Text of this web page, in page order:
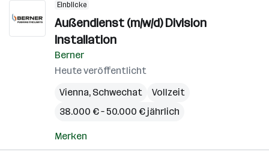
Einblicke
Außendienst (m/w/d) Division
Installation
Berner
Heute veröffentlicht
Vienna, Schwechat
Vollzeit
38.000 € – 50.000 € jährlich
Merken